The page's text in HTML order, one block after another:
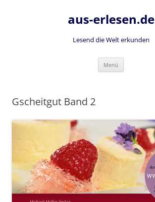
aus-erlesen.de
Lesend die Welt erkunden
Menü
Gscheitgut Band 2